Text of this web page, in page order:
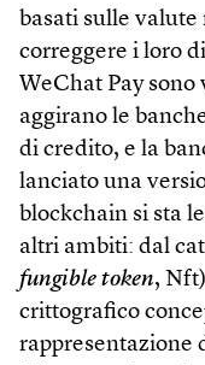
basati sulle valute
correggere i loro
WeChat Pay
aggirano le
di credito, e la
lanciato una
blockchain si sta
altri ambiti: dal
fungible token,
crittografico
rappresentazione